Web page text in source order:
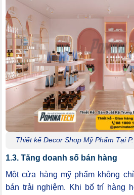
Thiết kế Decor Shop Mỹ Phẩm Tại
1.3. Tăng doanh số bán hàng
Một cửa hàng mỹ phẩm không
bán trải nghiệm. Khi bố trí hàng